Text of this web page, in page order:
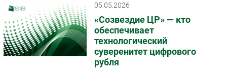
Тестовый стенд
Каталог компаний
05.05.2026
«Созвездие ЦР» — кто
обеспечивает
технологический
суверенитет цифрового
рубля